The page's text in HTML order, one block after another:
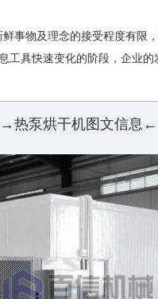
鲜事物及理念的接受程度有限
具快速变化的阶段，企业的
→热泵烘干机图文信息←